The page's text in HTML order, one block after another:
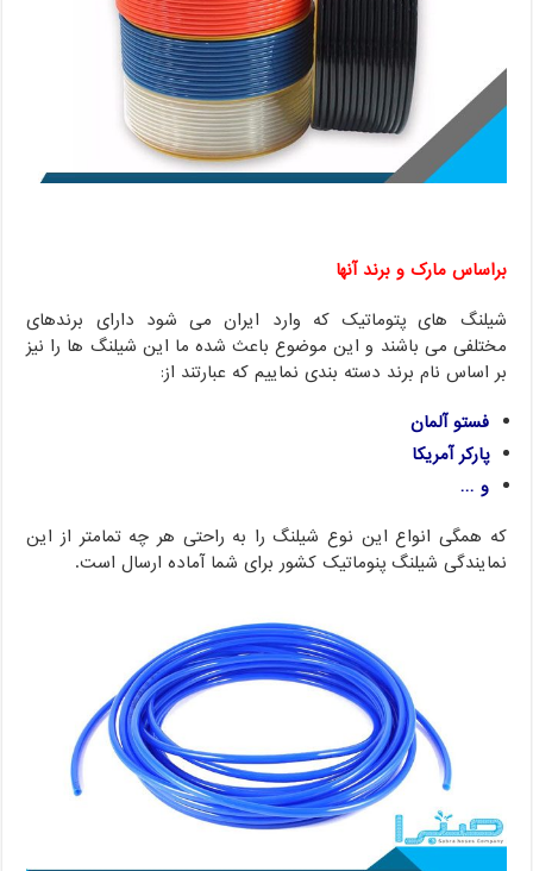
براساس مارک و برند آنها
شیلنگ های پتوماتیک که وارد ایران می شود دارای برندهای
مختلفی می باشند و این موضوع باعث شده ما این شیلنگ ها را نیز
بر اساس نام برند دسته بندی نماییم که عبارتند از:
فستو آلمان
پارکر آمریکا
و …
که همگی انواع این نوع شیلنگ را به راحتی هر چه تمامتر از این
نمایندگی شیلنگ پنوماتیک کشور برای شما آماده ارسال است.